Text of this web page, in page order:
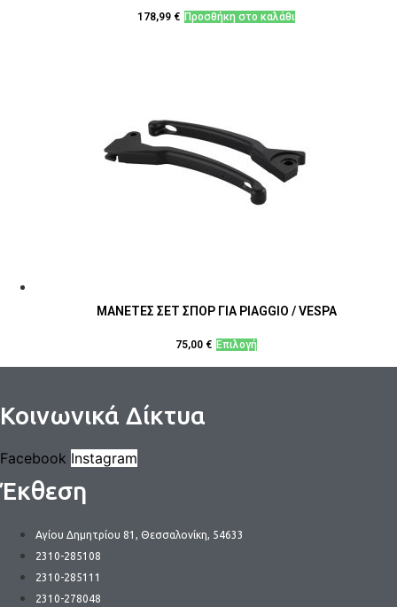
178,99 € Προσθήκη στο καλάθι
ΜΑΝΕΤΕΣ ΣΕΤ ΣΠΟΡ ΓΙΑ PIAGGIO / VESPA
75,00 € ΕπιλογήΑυτό
το
Κοινωνικά Δίκτυα
Facebook Instagram
Έκθεση
Αγίου Δημητρίου 81, Θεσσαλονίκη, 54633
2310-285108
2310-285111
2310-278048